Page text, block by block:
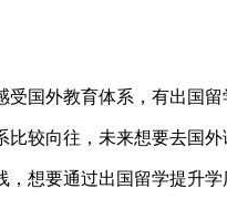
国外教育体系，有出国留
较向往，未来想要去国外
想要通过出国留学提升学